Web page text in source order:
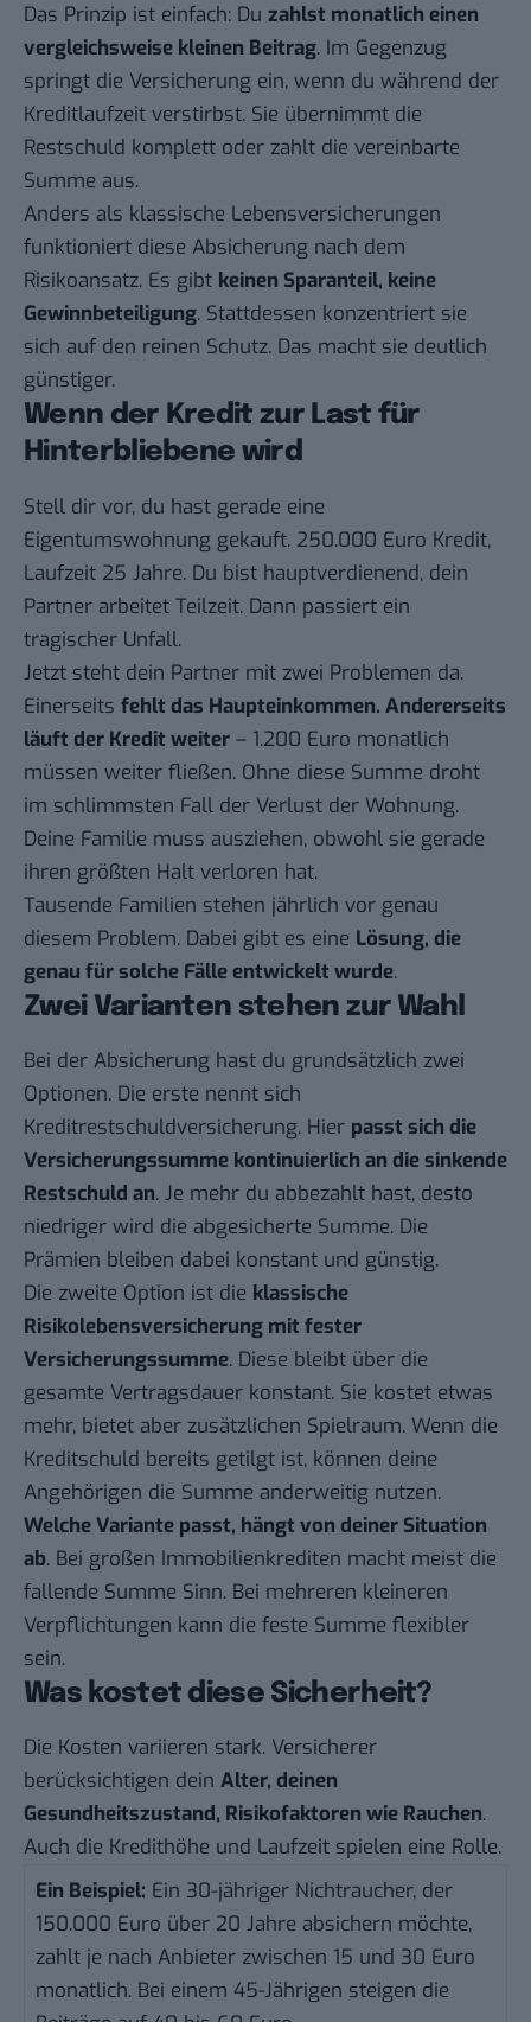
Das Prinzip ist einfach: Du zahlst monatlich einen
vergleichsweise kleinen Beitrag. Im Gegenzug
springt die Versicherung ein, wenn du während der
Kreditlaufzeit verstirbst. Sie übernimmt die
Restschuld komplett oder zahlt die vereinbarte
Summe aus.
Anders als klassische Lebensversicherungen
funktioniert diese Absicherung nach dem
Risikoansatz. Es gibt keinen Sparanteil, keine
Gewinnbeteiligung. Stattdessen konzentriert sie
sich auf den reinen Schutz. Das macht sie deutlich
günstiger.
Wenn der Kredit zur Last für
Hinterbliebene wird
Stell dir vor, du hast gerade eine
Eigentumswohnung gekauft. 250.000 Euro Kredit,
Laufzeit 25 Jahre. Du bist hauptverdienend, dein
Partner arbeitet Teilzeit. Dann passiert ein
tragischer Unfall.
Jetzt steht dein Partner mit zwei Problemen da.
Einerseits fehlt das Haupteinkommen. Andererseits
läuft der Kredit weiter – 1.200 Euro monatlich
müssen weiter fließen. Ohne diese Summe droht
im schlimmsten Fall der Verlust der Wohnung.
Deine Familie muss ausziehen, obwohl sie gerade
ihren größten Halt verloren hat.
Tausende Familien stehen jährlich vor genau
diesem Problem. Dabei gibt es eine Lösung, die
genau für solche Fälle entwickelt wurde.
Zwei Varianten stehen zur Wahl
Bei der Absicherung hast du grundsätzlich zwei
Optionen. Die erste nennt sich
Kreditrestschuldversicherung. Hier passt sich die
Versicherungssumme kontinuierlich an die sinkende
Restschuld an. Je mehr du abbezahlt hast, desto
niedriger wird die abgesicherte Summe. Die
Prämien bleiben dabei konstant und günstig.
Die zweite Option ist die klassische
Risikolebensversicherung mit fester
Versicherungssumme. Diese bleibt über die
gesamte Vertragsdauer konstant. Sie kostet etwas
mehr, bietet aber zusätzlichen Spielraum. Wenn die
Kreditschuld bereits getilgt ist, können deine
Angehörigen die Summe anderweitig nutzen.
Welche Variante passt, hängt von deiner Situation
ab. Bei großen Immobilienkrediten macht meist die
fallende Summe Sinn. Bei mehreren kleineren
Verpflichtungen kann die feste Summe flexibler
sein.
Was kostet diese Sicherheit?
Die Kosten variieren stark. Versicherer
berücksichtigen dein Alter, deinen
Gesundheitszustand, Risikofaktoren wie Rauchen.
Auch die Kredithöhe und Laufzeit spielen eine Rolle.
Ein Beispiel: Ein 30-jähriger Nichtraucher, der
150.000 Euro über 20 Jahre absichern möchte,
zahlt je nach Anbieter zwischen 15 und 30 Euro
monatlich. Bei einem 45-Jährigen steigen die